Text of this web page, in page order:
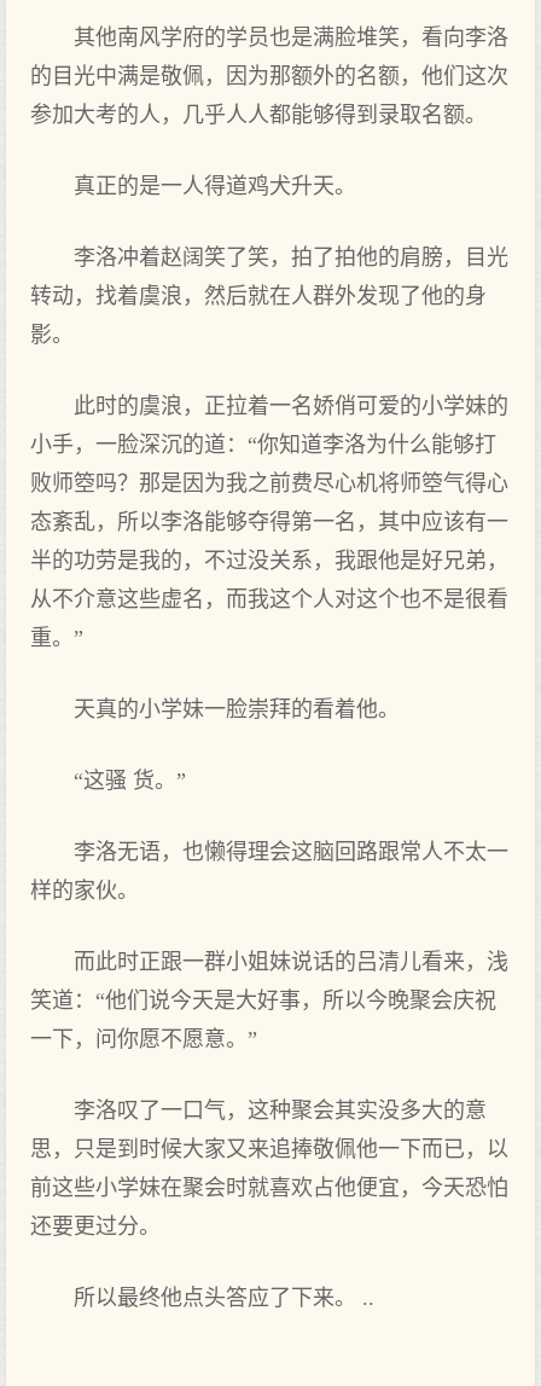
其他南风学府的学员也是满脸堆笑，看向李洛
的目光中满是敬佩，因为那额外的名额，他们这次
参加大考的人，几乎人人都能够得到录取名额。
真正的是一人得道鸡犬升天。
李洛冲着赵阔笑了笑，拍了拍他的肩膀，目光
转动，找着虞浪，然后就在人群外发现了他的身
影。
此时的虞浪，正拉着一名娇俏可爱的小学妹的
小手，一脸深沉的道：“你知道李洛为什么能够打
败师箜吗？那是因为我之前费尽心机将师箜气得心
态紊乱，所以李洛能够夺得第一名，其中应该有一
半的功劳是我的，不过没关系，我跟他是好兄弟，
从不介意这些虚名，而我这个人对这个也不是很看
重。”
天真的小学妹一脸崇拜的看着他。
“这骚 货。”
李洛无语，也懒得理会这脑回路跟常人不太一
样的家伙。
而此时正跟一群小姐妹说话的吕清儿看来，浅
笑道：“他们说今天是大好事，所以今晚聚会庆祝
一下，问你愿不愿意。”
李洛叹了一口气，这种聚会其实没多大的意
思，只是到时候大家又来追捧敬佩他一下而已，以
前这些小学妹在聚会时就喜欢占他便宜，今天恐怕
还要更过分。
所以最终他点头答应了下来。 ..